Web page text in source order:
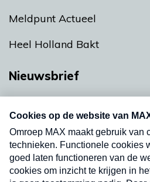
Meldpunt Actueel
Heel Holland Bakt
Nieuwsbrief
Neem hier een gratis
nieuwsbrief. Elke vrijdag- en
uw mailbox.